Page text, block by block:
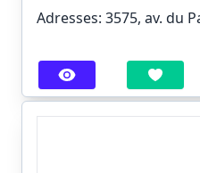
Adresses: 3575, av. du